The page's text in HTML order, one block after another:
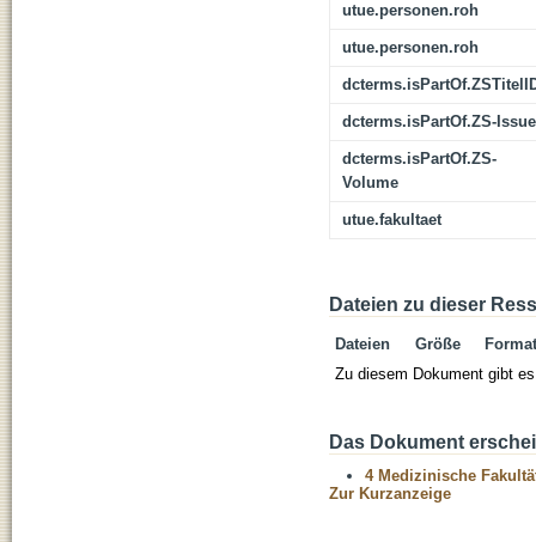
utue.personen.roh
utue.personen.roh
dcterms.isPartOf.ZS-Issue
dcterms.isPartOf.ZS-
Volume
utue.fakultaet
Dateien zu dieser
Dateien Größe
Format
Zu diesem Dokument gibt
Das Dokument
4 Medizinische
Zur Kurzanzeige